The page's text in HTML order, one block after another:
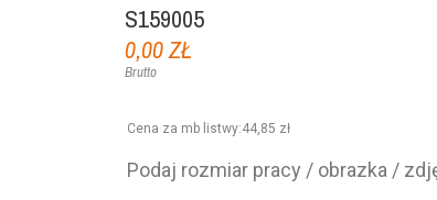
S159005
0,00 ZŁ
Brutto
Cena za mb listwy:44,85 zł
Podaj rozmiar pracy / obrazka /